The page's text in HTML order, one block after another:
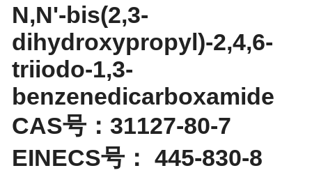
N,N'-bis(2,3-
dihydroxypropyl)-2,4,6-
triiodo-1,3-
benzenedicarboxamide
CAS号：31127-80-7
EINECS号： 445-830-8